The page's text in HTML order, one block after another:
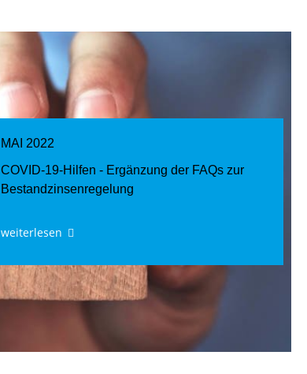
MAI 2022
COVID-19-Hilfen - Ergänzung der FAQs zur
Bestandzinsenregelung
weiterlesen